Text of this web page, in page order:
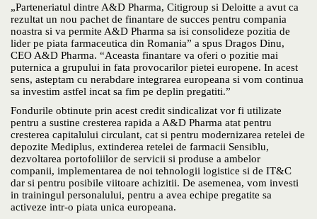
„Parteneriatul dintre A&D Pharma, Citigroup si Deloitte a avut ca
rezultat un nou pachet de finantare de succes pentru compania
noastra si va permite A&D Pharma sa isi consolideze pozitia de
lider pe piata farmaceutica din Romania” a spus Dragos Dinu,
CEO A&D Pharma. “Aceasta finantare va oferi o pozitie mai
puternica a grupului in fata provocarilor pietei europene. In acest
sens, asteptam cu nerabdare integrarea europeana si vom continua
sa investim astfel incat sa fim pe deplin pregatiti.”
Fondurile obtinute prin acest credit sindicalizat vor fi utilizate
pentru a sustine cresterea rapida a A&D Pharma atat pentru
cresterea capitalului circulant, cat si pentru modernizarea retelei de
depozite Mediplus, extinderea retelei de farmacii Sensiblu,
dezvoltarea portofoliilor de servicii si produse a ambelor
companii, implementarea de noi tehnologii logistice si de IT&C
dar si pentru posibile viitoare achizitii. De asemenea, vom investi
in trainingul personalului, pentru a avea echipe pregatite sa
activeze intr-o piata unica europeana.